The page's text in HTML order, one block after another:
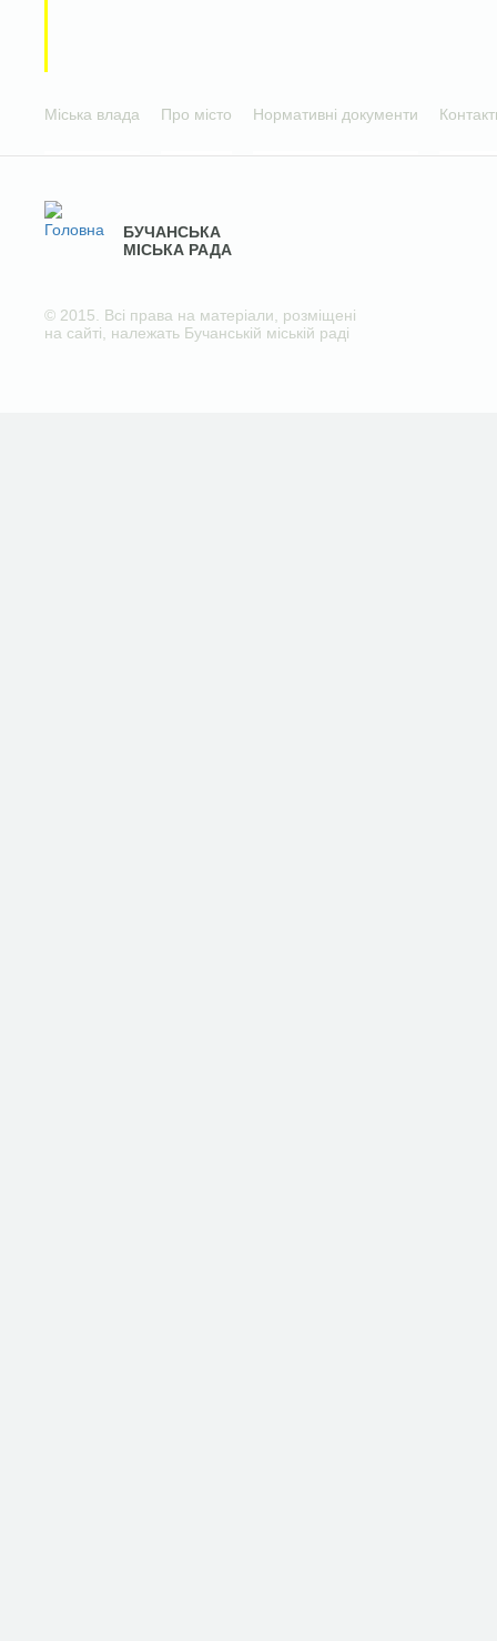
Міська влада Про місто Нормативні документи
БУЧАНСЬКА
МІСЬКА РАДА
© 2015. Всі права на матеріали, розміщені
на сайті, належать Бучанській міській раді